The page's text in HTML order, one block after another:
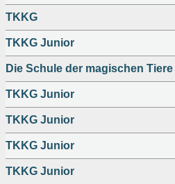
TKKG
TKKG Junior
Die Schule der magischen Tiere
TKKG Junior
TKKG Junior
TKKG Junior
TKKG Junior